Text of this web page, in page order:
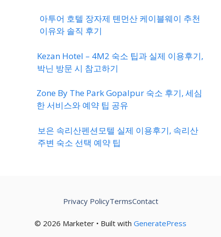
아투어 호텔 장자제 톈먼산 케이블웨이 추천
이유와 솔직 후기
Kezan Hotel – 4M2 숙소 팁과 실제 이용후기,
박닌 방문 시 참고하기
Zone By The Park Gopalpur 숙소 후기, 세심
한 서비스와 예약 팁 공유
보은 속리산펜션모텔 실제 이용후기, 속리산
주변 숙소 선택 예약 팁
© 2026 Marketer • Built with GeneratePress
Privacy PolicyTermsContact